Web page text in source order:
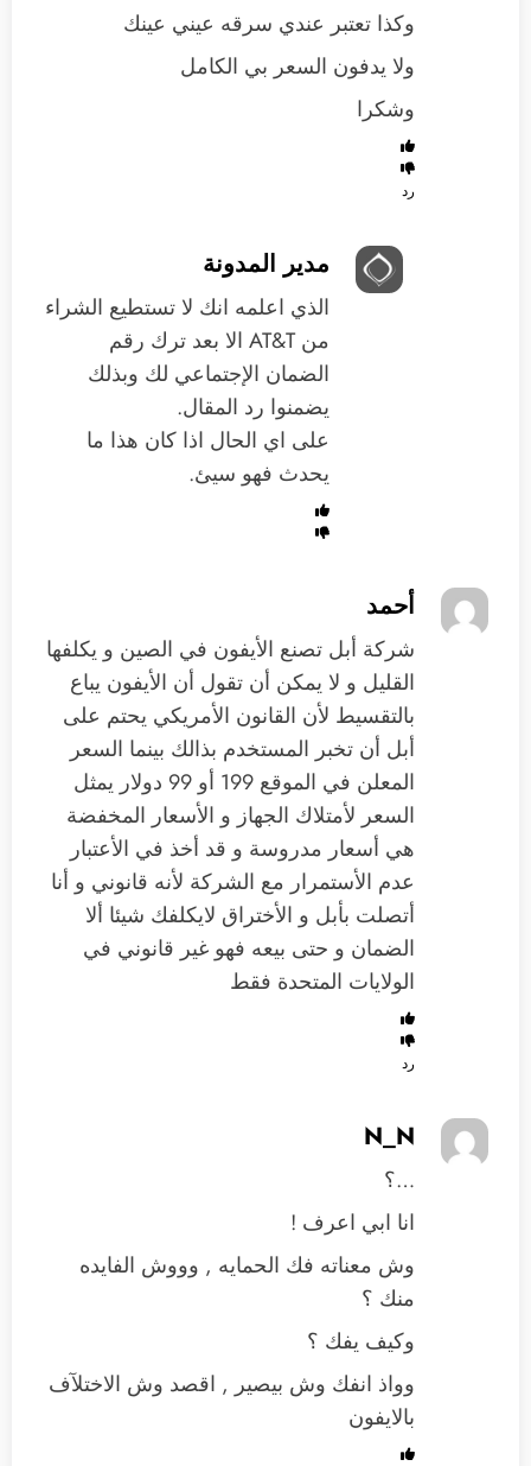
وكذا تعتبر عندي سرقه عيني عينك
ولا يدفون السعر بي الكامل
وشكرا
رد
مدير المدونة
الذي اعلمه انك لا تستطيع الشراء
من AT&T الا بعد ترك رقم
الضمان الإجتماعي لك وبذلك
يضمنوا رد المقال.
على اي الحال اذا كان هذا ما
يحدث فهو سيئ.
أحمد
شركة أبل تصنع الأيفون في الصين و يكلفها
القليل و لا يمكن أن تقول أن الأيفون يباع
بالتقسيط لأن القانون الأمريكي يحتم على
أبل أن تخبر المستخدم بذالك بينما السعر
المعلن في الموقع 199 أو 99 دولار يمثل
السعر لأمتلاك الجهاز و الأسعار المخفضة
هي أسعار مدروسة و قد أخذ في الأعتبار
عدم الأستمرار مع الشركة لأنه قانوني و أنا
أتصلت بأبل و الأختراق لايكلفك شيئا ألا
الضمان و حتى بيعه فهو غير قانوني في
الولايات المتحدة فقط
رد
N_N
…؟
انا ابي اعرف !
وش معناته فك الحمايه , وووش الفايده
منك ؟
وكيف يفك ؟
وواذ انفك وش بيصير , اقصد وش الاختلآف
بالايفون